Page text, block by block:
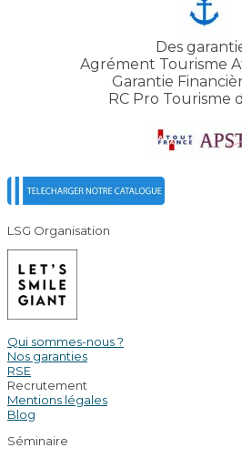
Des
Agrément Tourisme
Garantie
RC Pro Tourisme
LSG Organisation
Qui sommes-nous ?
Nos garanties
RSE
Recrutement
Mentions légales
Blog
Séminaire